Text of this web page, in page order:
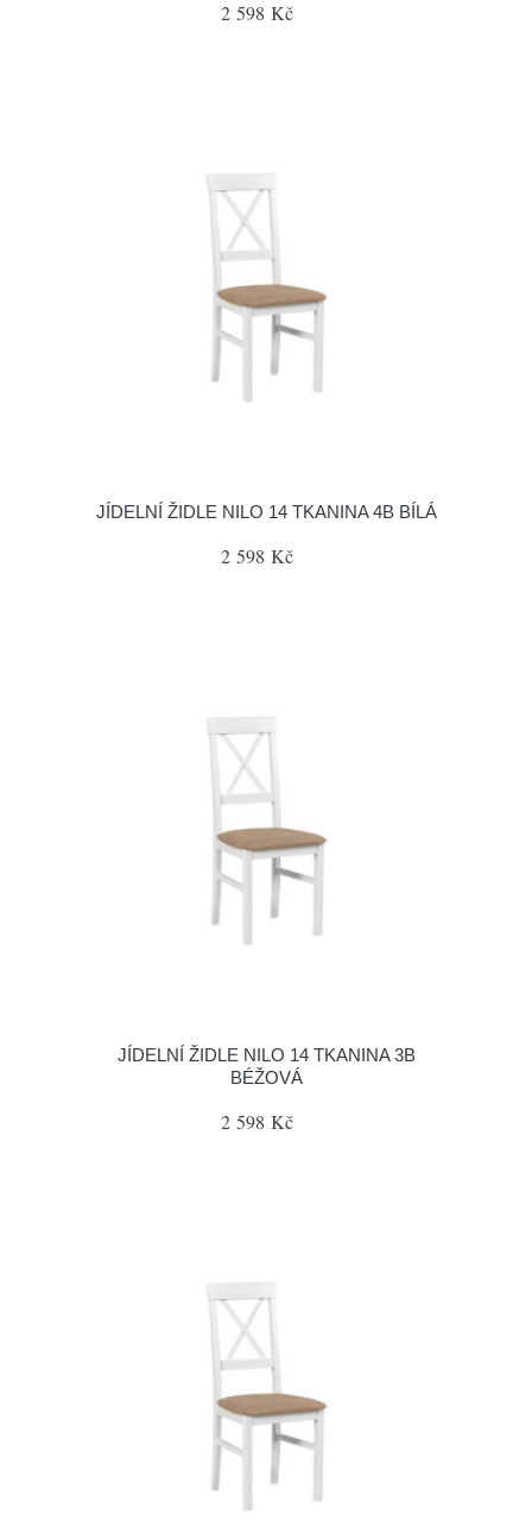
2 598 Kč
JÍDELNÍ ŽIDLE NILO 14 TKANINA 4B BÍLÁ
2 598 Kč
JÍDELNÍ ŽIDLE NILO 14 TKANINA 3B
BÉŽOVÁ
2 598 Kč